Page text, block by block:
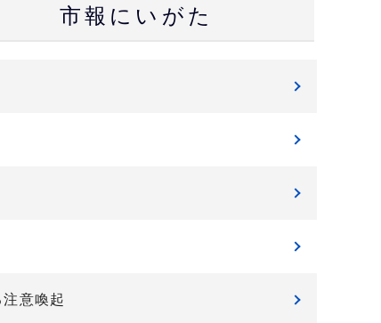
市報にいがた
意喚起